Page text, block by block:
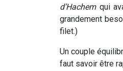
d’Hachemqui
grandement
filet.)
Un couple
faut savoir être